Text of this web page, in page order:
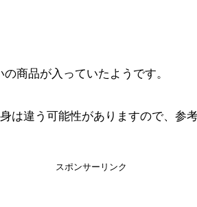
の商品が入っていたようです。
は違う可能性がありますので、参
スポンサーリンク